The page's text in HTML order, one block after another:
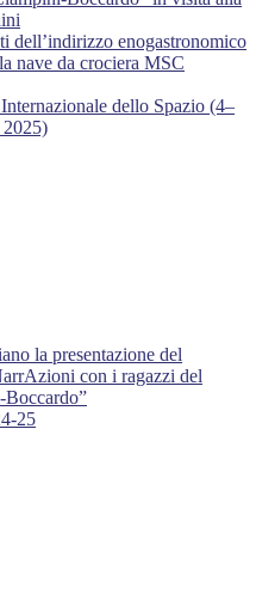
dell’indirizzo enogastronomico
nave da crociera MSC
dello Spazio (4–
2025)
la presentazione del
con i ragazzi del
25